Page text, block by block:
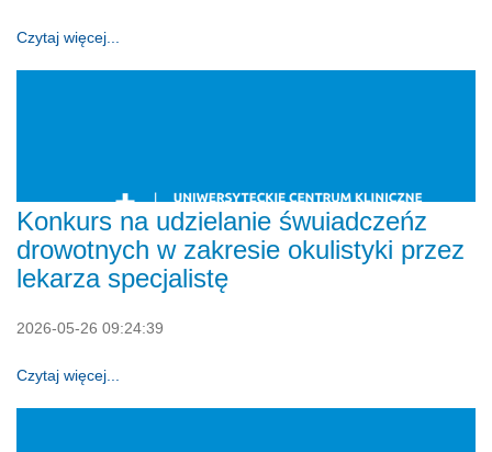
Czytaj więcej...
Konkurs na udzielanie śwuiadczeńz
drowotnych w zakresie okulistyki przez
lekarza specjalistę
2026-05-26 09:24:39
Czytaj więcej...